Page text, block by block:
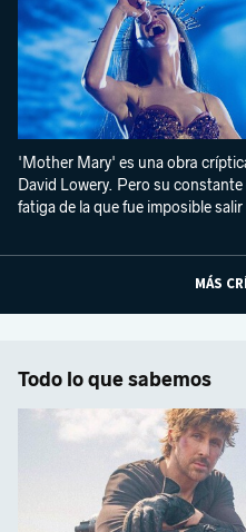
'Mother Mary' es una obra
David Lowery. Pero su
fatiga de la que fue imposible salir
MÁS
Todo lo que sabemos